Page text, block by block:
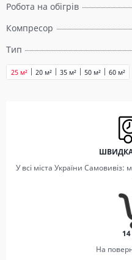
Робота на обігрів
Компресор
Тип
20 м²
25 м² 35 м² 50 м² 60 м²
У всі міста України
На